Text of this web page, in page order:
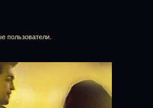
пользователи.